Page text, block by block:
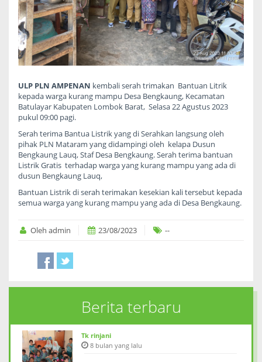
ULP PLN AMPENAN kembali serah trimakan Bantuan Litrik
kepada warga kurang mampu Desa Bengkaung, Kecamatan
Batulayar Kabupaten Lombok Barat, Selasa 22 Agustus 2023
pukul 09:00 pagi.
Serah terima Bantua Listrik yang di Serahkan langsung oleh
pihak PLN Mataram yang didampingi oleh kelapa Dusun
Bengkaung Lauq, Staf Desa Bengkaung. Serah terima bantuan
Listrik Gratis terhadap warga yang kurang mampu yang ada di
dusun Bengkaung Lauq,
Bantuan Listrik di serah terimakan kesekian kali tersebut kepada
semua warga yang kurang mampu yang ada di Desa Bengkaung.
Oleh admin 23/08/2023 --
Berita terbaru
Tk rinjani
8 bulan yang lalu